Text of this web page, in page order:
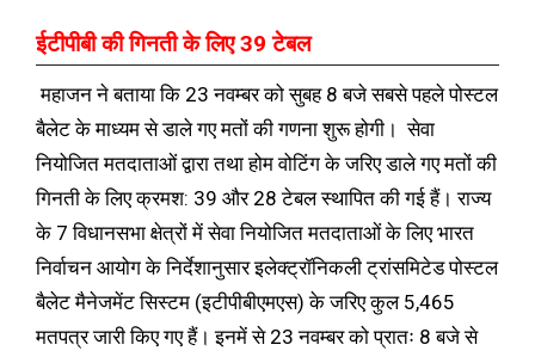
ईटीपीबी की गिनती के लिए 39 टेबल
महाजन ने बताया कि 23 नवम्बर को सुबह 8 बजे सबसे पहले पोस्टल
बैलेट के माध्यम से डाले गए मतों की गणना शुरू होगी। सेवा
नियोजित मतदाताओं द्वारा तथा होम वोटिंग के जरिए डाले गए मतों की
गिनती के लिए क्रमश: 39 और 28 टेबल स्थापित की गई हैं। राज्य
के 7 विधानसभा क्षेत्रों में सेवा नियोजित मतदाताओं के लिए भारत
निर्वाचन आयोग के निर्देशानुसार इलेक्ट्रॉनिकली ट्रांसमिटेड पोस्टल
बैलेट मैनेजमेंट सिस्टम (इटीपीबीएमएस) के जरिए कुल 5,465
मतपत्र जारी किए गए हैं। इनमें से 23 नवम्बर को प्रातः 8 बजे से